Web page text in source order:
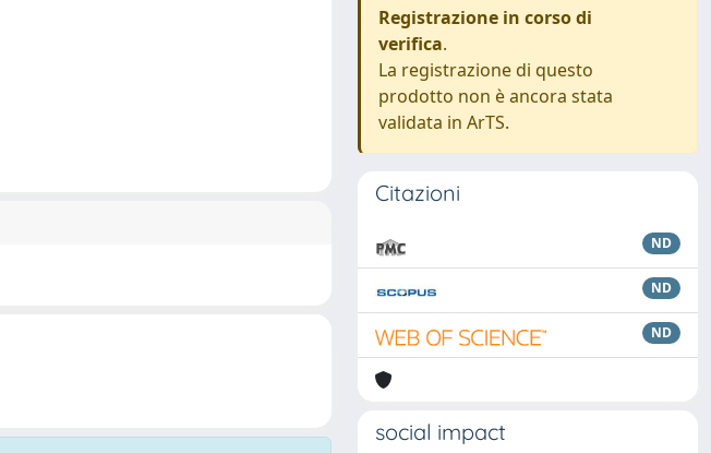
Registrazione in corso di
verifica.
La registrazione di questo
prodotto non è ancora stata
validata in ArTS.
Citazioni
ND
ND
ND
social impact